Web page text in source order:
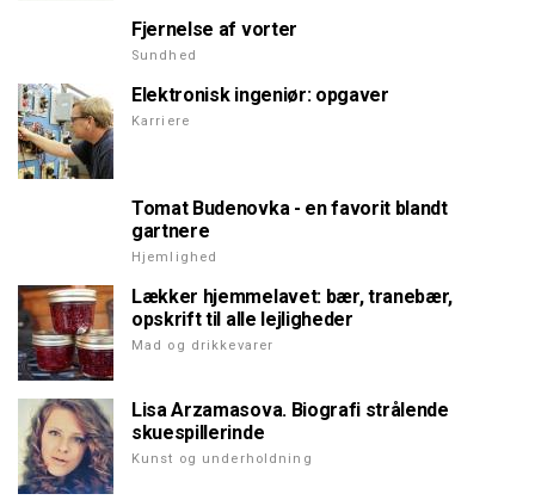
Fjernelse af vorter
Sundhed
Elektronisk ingeniør: opgaver
Karriere
Tomat Budenovka - en favorit blandt
gartnere
Hjemlighed
Lækker hjemmelavet: bær, tranebær,
opskrift til alle lejligheder
Mad og drikkevarer
Lisa Arzamasova. Biografi strålende
skuespillerinde
Kunst og underholdning